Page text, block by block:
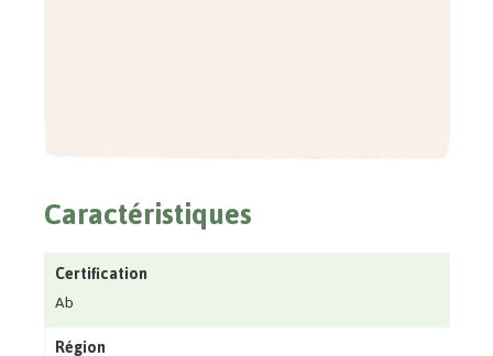
Caractéristiques
Certification
Ab
Région